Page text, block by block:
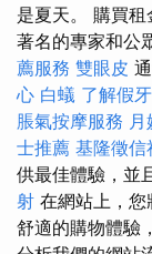
是夏天。 購買
著名的專家和公
薦服務 雙眼皮
心 白蟻 了解假
脹氣按摩服務
士推薦 基隆徵信
供最佳體驗，並
射 在網站上，
舒適的購物體驗